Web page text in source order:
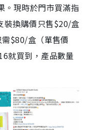
。現時於門市買滿指
裝換購價只售$20/盒
需$80/盒（單售價
就買到，產品數量